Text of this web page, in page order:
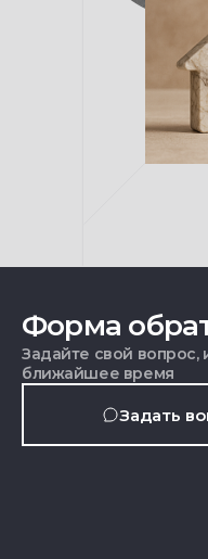
Форма
Задайте свой
ближайшее время
Задать